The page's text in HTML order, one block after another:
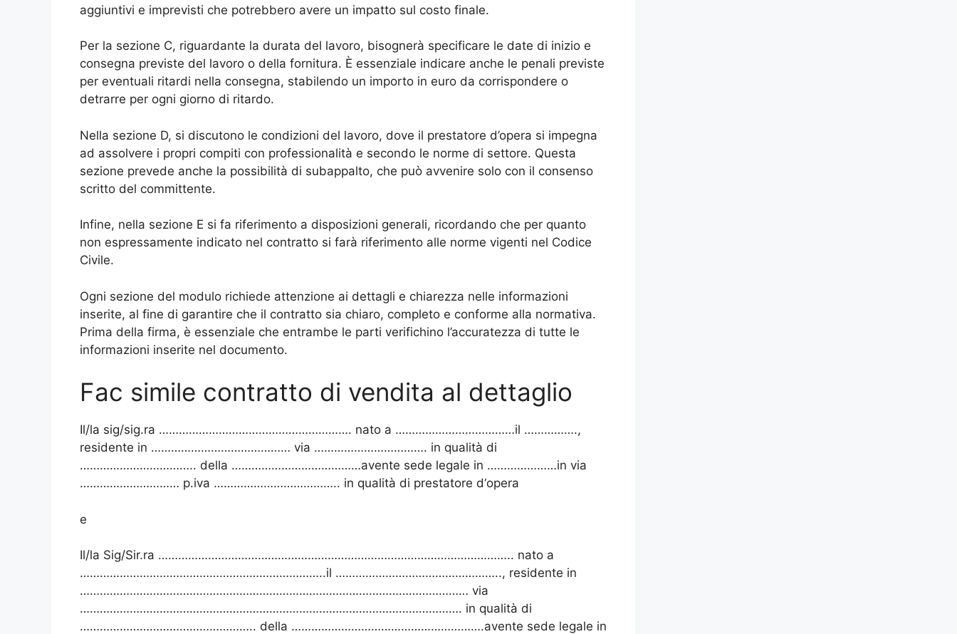
aggiuntivi e imprevisti che potrebbero avere un impatto sul costo finale.
Per la sezione C, riguardante la durata del lavoro, bisognerà specificare le date di inizio e
consegna previste del lavoro o della fornitura. È essenziale indicare anche le penali previste
per eventuali ritardi nella consegna, stabilendo un importo in euro da corrispondere o
detrarre per ogni giorno di ritardo.
Nella sezione D, si discutono le condizioni del lavoro, dove il prestatore d’opera si impegna
ad assolvere i propri compiti con professionalità e secondo le norme di settore. Questa
sezione prevede anche la possibilità di subappalto, che può avvenire solo con il consenso
scritto del committente.
Infine, nella sezione E si fa riferimento a disposizioni generali, ricordando che per quanto
non espressamente indicato nel contratto si farà riferimento alle norme vigenti nel Codice
Civile.
Ogni sezione del modulo richiede attenzione ai dettagli e chiarezza nelle informazioni
inserite, al fine di garantire che il contratto sia chiaro, completo e conforme alla normativa.
Prima della firma, è essenziale che entrambe le parti verifichino l’accuratezza di tutte le
informazioni inserite nel documento.
Fac simile contratto di vendita al dettaglio
Il/la sig/sig.ra …………………………………………………. nato a ………………………………il …………….,
residente in …………………………………… via ……………………………. in qualità di
…………………………….. della …………………………………avente sede legale in …………………in via
………………………… p.iva ……………………………….. in qualità di prestatore d‘opera
e
Il/la Sig/Sir.ra …………………………………………………………………………………………….. nato a
………………………………………………………………..il ………………………………………….., residente in
……………………………………………………………………………………………………… via
……………………………………………………………………………………………………. in qualità di
…………………………………………….. della ………………………………………………….avente sede legale in